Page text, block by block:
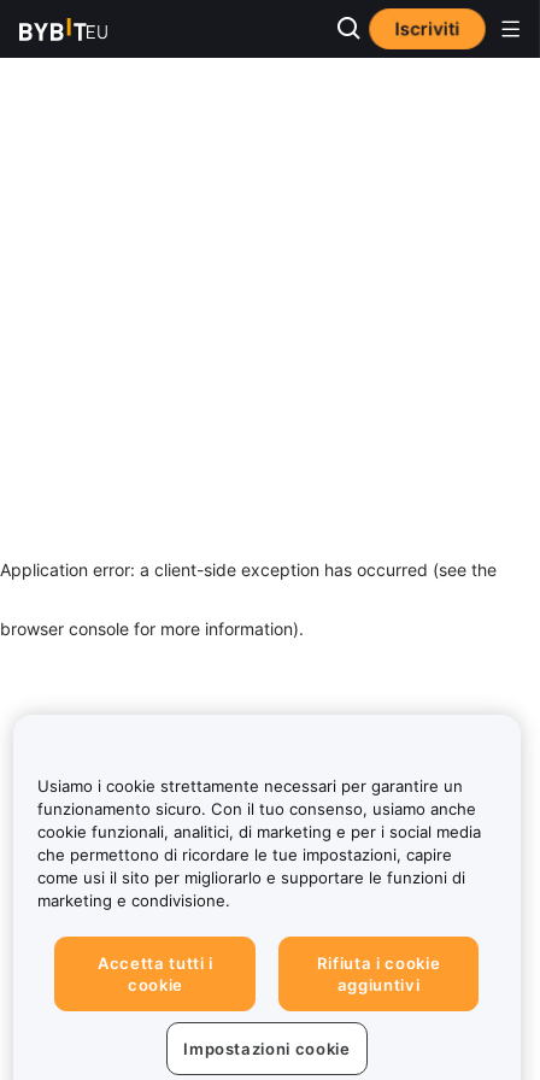
Iscriviti
Application error: a client-side exception has occurred (see the
browser console for more information).
Usiamo i cookie strettamente necessari per garantire un
funzionamento sicuro. Con il tuo consenso, usiamo anche
cookie funzionali, analitici, di marketing e per i social media
che permettono di ricordare le tue impostazioni, capire
come usi il sito per migliorarlo e supportare le funzioni di
marketing e condivisione.
Accetta tutti i
cookie
Rifiuta i cookie
aggiuntivi
Impostazioni cookie